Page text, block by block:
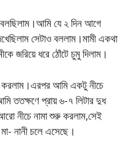
যে ২ দিন আগে
সেটাও বললাম।মামী একথা
জরিয়ে ধরে ঠোঁটে চুমু দিলাম।
করলাম।এরপর আমি একটু নীচে
ততক্ষণে প্রায় ৬-৭ লিটার দুধ
নীচে নামা শুরু করলাম,সেই
নানী চলে এসেছে।